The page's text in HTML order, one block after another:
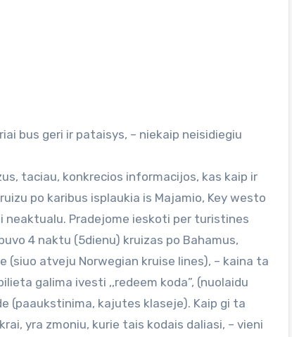
taciau, konkrecios informacijos, kas kaip ir
po karibus isplaukia is Majamio, Key westo
neaktualu. Pradejome ieskoti per turistines
4 naktu (5dienu) kruizas po Bahamus,
atveju Norwegian kruise lines), – kaina ta
galima ivesti ,,redeem koda”, (nuolaidu
(paaukstinima, kajutes klaseje). Kaip gi ta
yra zmoniu, kurie tais kodais daliasi, – vieni